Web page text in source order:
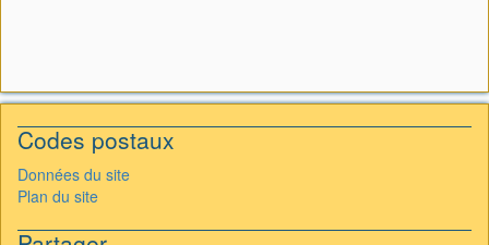
Codes postaux
Données du site
Plan du site